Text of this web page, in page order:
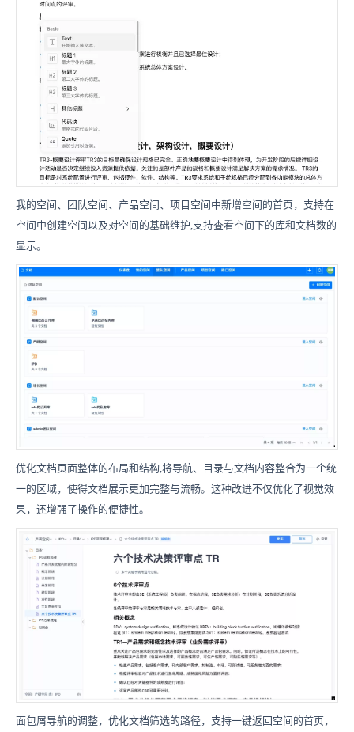
我的空间、团队空间、产品空间、项目空间中新增空间的首页，支持在
空间中创建空间以及对空间的基础维护,支持查看空间下的库和文档数的
显示。
优化文档页面整体的布局和结构,将导航、目录与文档内容整合为一个统
一的区域，使得文档展示更加完整与流畅。这种改进不仅优化了视觉效
果，还增强了操作的便捷性。
面包屑导航的调整，优化文档筛选的路径，支持一键返回空间的首页，